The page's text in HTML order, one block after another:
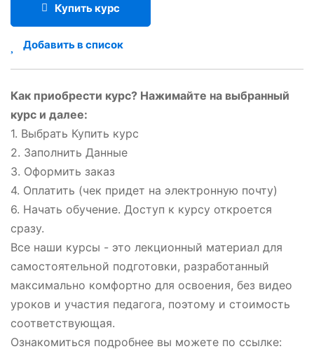
Купить курс
Добавить в список
Как приобрести курс? Нажимайте на выбранный
курс и далее:
1. Выбрать Купить курс
2. Заполнить Данные
3. Оформить заказ
4. Оплатить (чек придет на электронную почту)
6. Начать обучение. Доступ к курсу откроется
сразу.
Все наши курсы - это лекционный материал для
самостоятельной подготовки, разработанный
максимально комфортно для освоения, без видео
уроков и участия педагога, поэтому и стоимость
соответствующая.
Ознакомиться подробнее вы можете по ссылке: